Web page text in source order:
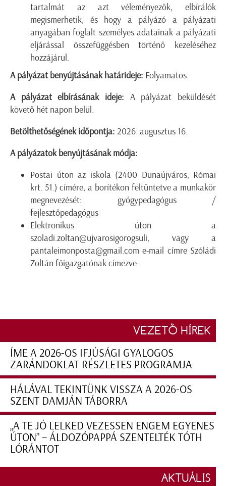
tartalmát az azt véleményezők, elbírálók
megismerhetik, és hogy a pályázó a pályázati
anyagában foglalt személyes adatainak a pályázati
eljárással összefüggésben történő kezeléséhez
hozzájárul.
A pályázat benyújtásának határideje: Folyamatos.
A pályázat elbírásának ideje: A pályázat beküldését
követő hét napon belül.
Betölthetőségének időpontja: 2026. augusztus 16.
A pályázatok benyújtásának módja:
Postai úton az iskola (2400 Dunaújváros, Római
krt. 51.) címére, a borítékon feltüntetve a munkakör
megnevezését: gyógypedagógus /
fejlesztőpedagógus
Elektronikus úton a
szoladi.zoltan@ujvarosigorogsuli, vagy a
pantaleimonposta@gmail.com e-mail címre Szóládi
Zoltán főigazgatónak címezve.
VEZETŐ HÍREK
ÍME A 2026-OS IFJÚSÁGI GYALOGOS
ZARÁNDOKLAT RÉSZLETES PROGRAMJA
HÁLÁVAL TEKINTÜNK VISSZA A 2026-OS
SZENT DAMJÁN TÁBORRA
„A TE JÓ LELKED VEZESSEN ENGEM EGYENES
ÚTON” – ÁLDOZÓPAPPÁ SZENTELTÉK TÓTH
LÓRÁNTOT
AKTUÁLIS